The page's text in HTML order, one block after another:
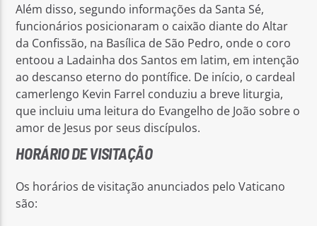
Além disso, segundo informações da Santa Sé,
funcionários posicionaram o caixão diante do Altar
da Confissão, na Basílica de São Pedro, onde o coro
entoou a Ladainha dos Santos em latim, em intenção
ao descanso eterno do pontífice. De início, o cardeal
camerlengo Kevin Farrel conduziu a breve liturgia,
que incluiu uma leitura do Evangelho de João sobre o
amor de Jesus por seus discípulos.
HORÁRIO DE VISITAÇÃO
Os horários de visitação anunciados pelo Vaticano
são: